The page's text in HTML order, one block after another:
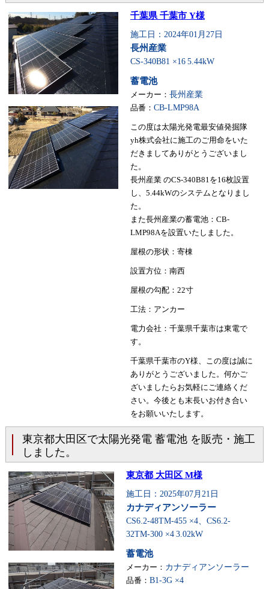
千葉県 千葉市 Y様
施工日：2024年01月27日
長州産業
CS-340B81 ×16 5.44kW
蓄電池
メーカー： 長州産業
品番： CB-LMP98A
この度は太陽光発電最安値発掘隊
yh株式会社に施工のご用命をいた
だきましてありがとうございまし
た。
長州産業 のCS-340B81を16枚設置
し、5.44kWのシステムとなりまし
た。
また長州産業の蓄電池：CB-
LMP98Aを設置いたしました。
屋根の形状：寄棟
設置方位：南西
屋根の勾配：22寸
工法：アンカー
電力会社：千葉県千葉市は東電で
す。
千葉県千葉市のY様、この度は誠に
ありがとうございました。何かご
ざいましたらお気軽にご連絡くだ
さい。今後とも末長いお付き合い
をお願いいたします。
東京都大田区で太陽光発電 蓄電池 を販売・施工
しました。
東京都 大田区 M様
施工日：2025年07月21日
カナディアンソーラー
CS6.2-48TM-455 ×4、CS6.2-
32TM-300 ×4 3.02kW
蓄電池
メーカー： カナディアンソーラー
品番： B1-3G ×4